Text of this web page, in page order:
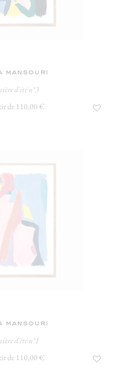
mansouri
d'été n°3
de 110,00 €
mansouri
d'été n°1
de 110,00 €